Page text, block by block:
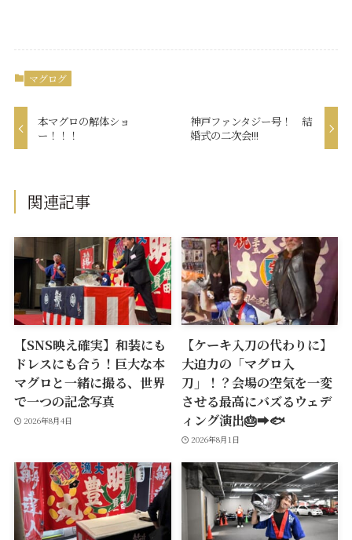
マグログ
本マグロの解体ショ
ー！！！
神戸ファンタジー号！ 結
婚式の二次会!!!
関連記事
【SNS映え確実】和装にも
ドレスにも合う！巨大な本
マグロと一緒に撮る、世界
で一つの記念写真
2026年8月4日
【ケーキ入刀の代わりに】
大迫力の「マグロ入
刀」！？会場の空気を一変
させる最高にバズるウェデ
ィング演出🎂➡️🐟
2026年8月1日